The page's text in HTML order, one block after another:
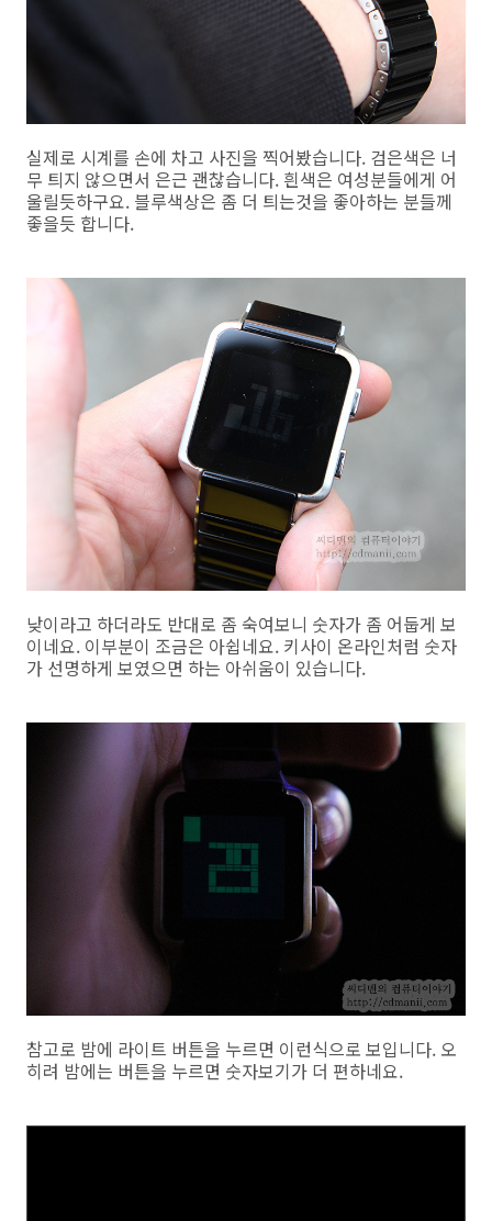
실제로 시계를 손에 차고 사진을 찍어봤습니다. 검은색은 너
무 틔지 않으면서 은근 괜찮습니다. 흰색은 여성분들에게 어
울릴듯하구요. 블루색상은 좀 더 틔는것을 좋아하는 분들께
좋을듯 합니다.
낮이라고 하더라도 반대로 좀 숙여보니 숫자가 좀 어둡게 보
이네요. 이부분이 조금은 아쉽네요. 키사이 온라인처럼 숫자
가 선명하게 보였으면 하는 아쉬움이 있습니다.
참고로 밤에 라이트 버튼을 누르면 이런식으로 보입니다. 오
히려 밤에는 버튼을 누르면 숫자보기가 더 편하네요.